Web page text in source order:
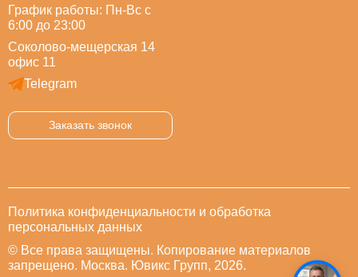
График работы: Пн-Вс с
6:00 до 23:00
Соколово-мещерская 14
офис 11
Telegram
Заказать звонок
Политика конфиденциальности и обработка
персональных данных
© Все права защищены. Копирование материалов
запрещено. Москва. Ювикс Групп, 2026.